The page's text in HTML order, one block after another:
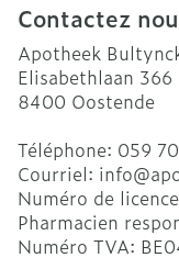
Contactez
Apotheek
Elisabethlaan 366
8400 Oostende
Téléphone: 059
Courriel: info@
Numéro de
Pharmacien
Numéro TVA: